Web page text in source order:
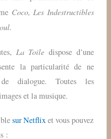
Coco, Les Indestructibles
La Toile dispose d’une
la particularité de ne
dialogue. Toutes les
et la musique.
sur Netflixet vous pouvez
: